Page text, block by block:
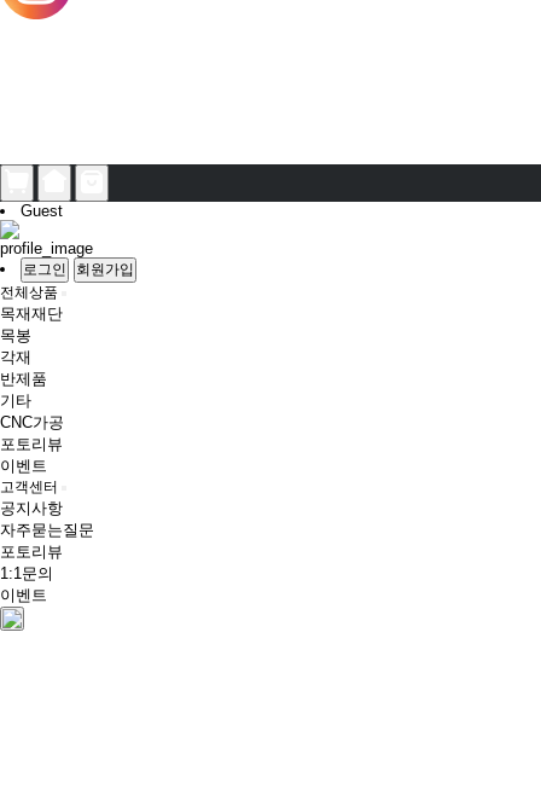
Guest
로그인
회원가입
전체상품
목재재단
목봉
각재
반제품
기타
CNC가공
포토리뷰
이벤트
고객센터
공지사항
자주묻는질문
포토리뷰
1:1문의
이벤트